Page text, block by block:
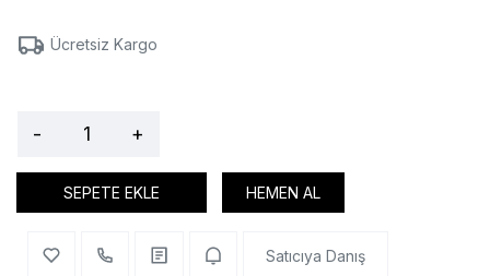
Ücretsiz Kargo
- +
SEPETE EKLE HEMEN AL
Satıcıya Danış